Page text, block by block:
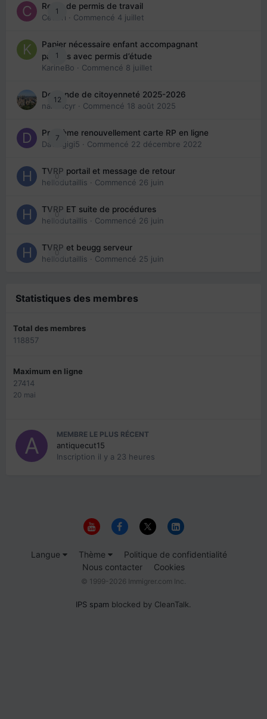
1
Refus de permis de travail
Cedbri · Commencé 4 juillet
1
Papier nécessaire enfant accompagnant
parents avec permis d’étude
KarineBo · Commencé 8 juillet
12
Demande de citoyenneté 2025-2026
nanancyr · Commencé 18 août 2025
7
Problème renouvellement carte RP en ligne
Davidgigi5 · Commencé 22 décembre 2022
0
TVRP portail et message de retour
hellodutaillis · Commencé 26 juin
0
TVRP ET suite de procédures
hellodutaillis · Commencé 26 juin
0
TVRP et beugg serveur
hellodutaillis · Commencé 25 juin
Statistiques des membres
Total des membres
118857
Maximum en ligne
27414
20 mai
MEMBRE LE PLUS RÉCENT
antiquecut15
Inscription il y a 23 heures
Langue Thème
Politique de confidentialité
Nous contacter
Cookies
© 1999-2026 Immigrer.com Inc.
IPS spam blocked by CleanTalk.